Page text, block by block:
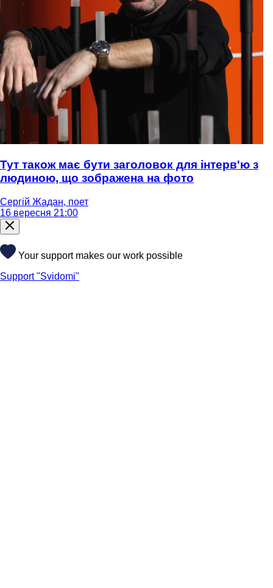
Тут також має бути заголовок для інтерв'ю з
людиною, що зображена на фото
Сергій Жадан, поет
16 вересня 21:00
Your support makes our work possible
Support "Svidomi"